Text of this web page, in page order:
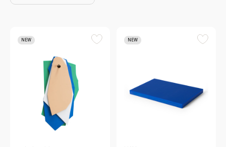
NEW NEW